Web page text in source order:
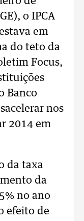
o IPCA
em
do teto da
Focus,
Banco
nos
2014 em
da taxa
da
no ano
efeito de